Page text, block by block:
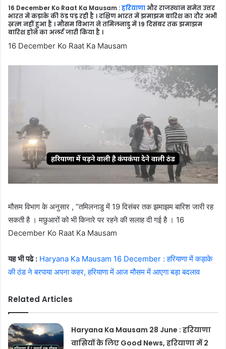
16 December Ko Raat Ka Mausam :हरियाणाऔर राजस्थान समेत उत्तर
भारत में कड़ाके की ठंड पड़ रही है । दक्षिण भारत में झमाझम बारिश का दौर अभी
ख़त्म नहीं हुआ है । मौसम विभाग ने तमिलनाडु में 19 दिसंबर तक झमाझम
बारिश होने का अलर्ट जारी किया है ।
16 December Ko Raat Ka Mausam
मौसम विभाग के अनुसार , “तमिलनाडु में 19 दिसंबर तक झमाझम बारिश जारी रह
सकती है । मछुआरों को भी किनारे पर रहने की सलाह दी गई है । 16
December Ko Raat Ka Mausam
यह भी पढे : Haryana Ka Mausam 16 December : हरियाणा में कड़ाके
की ठंड ने बरपाया अपना कहर, हरियाणा में आज मौसम में आएगा बड़ा बदलाव
Related Articles
Haryana Ka Mausam 28 June : हरियाणा
वासियों के लिए Good News, हरियाणा में 2